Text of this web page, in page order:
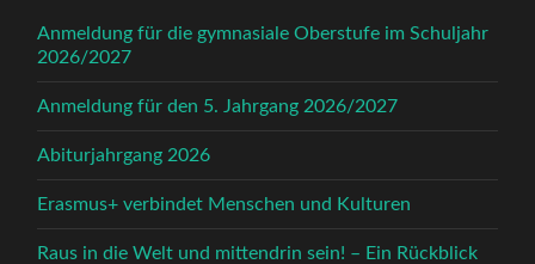
Anmeldung für die gymnasiale Oberstufe im Schuljahr
2026/2027
Anmeldung für den 5. Jahrgang 2026/2027
Abiturjahrgang 2026
Erasmus+ verbindet Menschen und Kulturen
Raus in die Welt und mittendrin sein! – Ein Rückblick